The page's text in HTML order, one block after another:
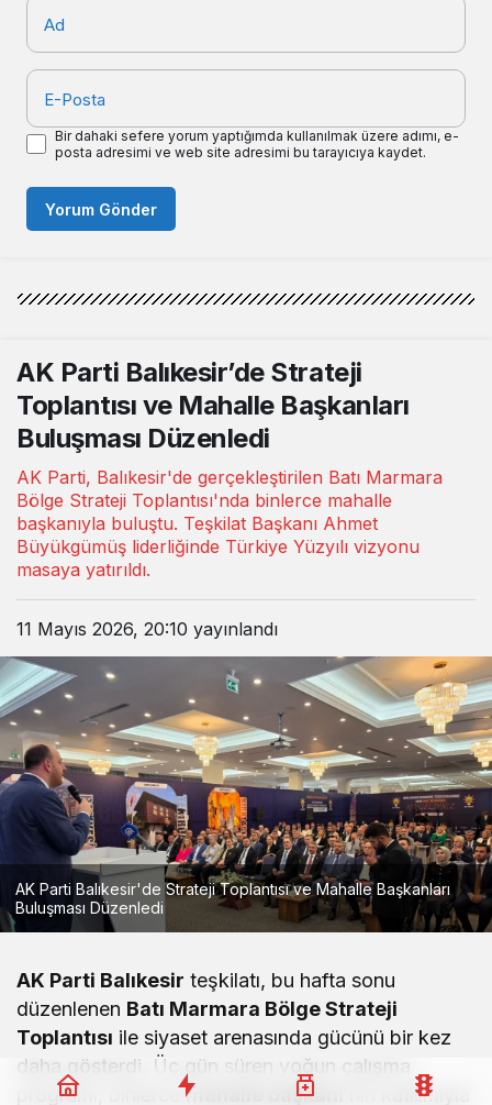
Ad
E-Posta
Bir dahaki sefere yorum yaptığımda kullanılmak üzere adımı, e-
posta adresimi ve web site adresimi bu tarayıcıya kaydet.
Yorum Gönder
AK Parti Balıkesir’de Strateji
Toplantısı ve Mahalle Başkanları
Buluşması Düzenledi
AK Parti, Balıkesir'de gerçekleştirilen Batı Marmara
Bölge Strateji Toplantısı'nda binlerce mahalle
başkanıyla buluştu. Teşkilat Başkanı Ahmet
Büyükgümüş liderliğinde Türkiye Yüzyılı vizyonu
masaya yatırıldı.
11 Mayıs 2026, 20:10 yayınlandı
AK Parti Balıkesir'de Strateji Toplantısı ve Mahalle Başkanları
Buluşması Düzenledi
AK Parti Balıkesir teşkilatı, bu hafta sonu
düzenlenen Batı Marmara Bölge Strateji
Toplantısı ile siyaset arenasında gücünü bir kez
daha gösterdi. Üç gün süren yoğun çalışma
programı, binlercemahalle başkanı
‘nın katılımıyla